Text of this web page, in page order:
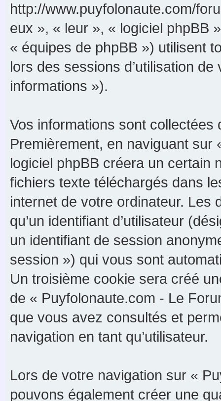
http://www.puyfolonaute.com/
eux », « leur », « logiciel phpBB
« équipes de phpBB ») utilisent
lors des sessions d’utilisation
informations »).
Vos informations sont
Premièrement, en naviguant sur
logiciel phpBB créera un certain
fichiers texte téléchargés dans
internet de votre ordinateur. Les
qu’un identifiant d’utilisateur
un identifiant de session
session ») qui vous sont
Un troisième cookie sera créé
de « Puyfolonaute.com - Le
que vous avez consultés et
navigation en tant qu’utilisateur.
Lors de votre navigation sur «
pouvons également créer une